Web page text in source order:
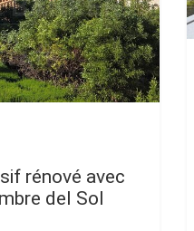
rénové avec
del Sol